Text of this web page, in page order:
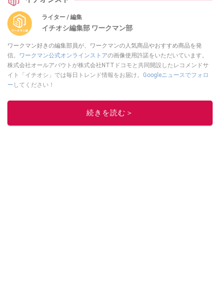
ライター / 編集
イチオシ編集部 ワークマン部
ワークマン好きの編集部員が、ワークマンの人気商品やおすすめ商品を発
信。 ワークマン公式オンラインストアの画像使用許諾をいただいています。
株式会社オールアバウトが株式会社NTTドコモと共同開設したレコメンドサ
イト「イチオシ」では毎日トレンド情報をお届け。 Googleニュースでフォロ
ー してください！
このイチオシストの他の記事を読む
続きを読む＞